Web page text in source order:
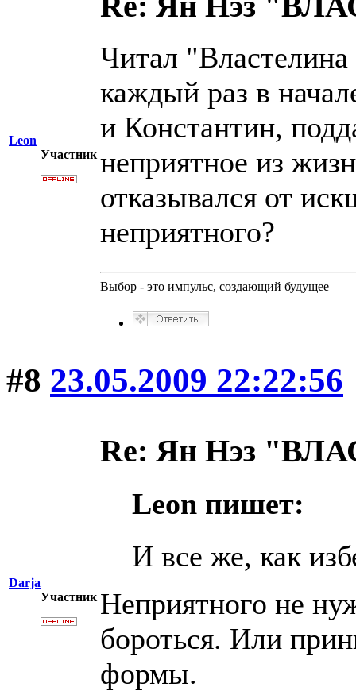
Leon
Участник
Читал
каждый раз в
и Константин,
неприятное из
отказывался от
неприятного?
Выбор - это импульс, создающий будущее
#8 23.05.2009 22:22:56
Darja
Участник
Re: Ян Нэз
Leon пишет:
И все же, как
Неприятного не
бороться. Или
формы.